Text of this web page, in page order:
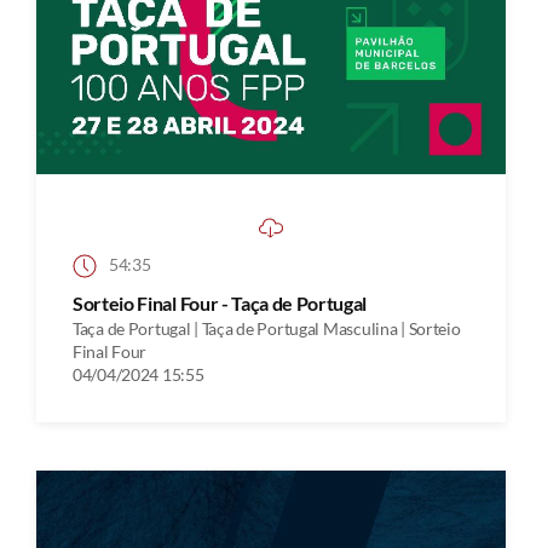
54:35
Sorteio Final Four - Taça de Portugal
Taça de Portugal | Taça de Portugal Masculina | Sorteio
Final Four
04/04/2024 15:55